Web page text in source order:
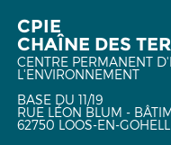
CPIE
CHAÎNE DES
CENTRE PERMANENT
L'ENVIRONNEMENT
BASE DU 11/19
RUE LÉON BLUM -
62750 LOOS-EN-